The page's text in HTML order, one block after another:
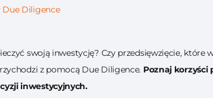
Due Diligence
swoją inwestycję? Czy przedsięwzięcie, które
z pomocą Due Diligence. Poznaj korzyści
inwestycyjnych.